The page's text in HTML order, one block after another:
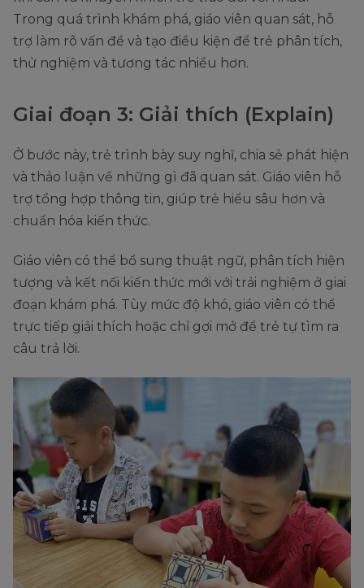
Trong quá trình khám phá, giáo viên quan sát, hỗ
trợ làm rõ vấn đề và tạo điều kiện để trẻ phân tích,
thử nghiệm và tương tác nhiều hơn.
Giai đoạn 3: Giải thích (Explain)
Ở bước này, trẻ trình bày suy nghĩ, chia sẻ phát hiện
và thảo luận về những gì đã quan sát. Giáo viên hỗ
trợ tổng hợp thông tin, giúp trẻ hiểu sâu hơn và
chuẩn hóa kiến thức.
Giáo viên có thể bổ sung thuật ngữ, phân tích hiện
tượng và kết nối kiến thức mới với trải nghiệm ở giai
đoạn khám phá. Tùy mức độ khó, giáo viên có thể
trực tiếp giải thích hoặc chỉ gợi mở để trẻ tự tìm ra
câu trả lời.